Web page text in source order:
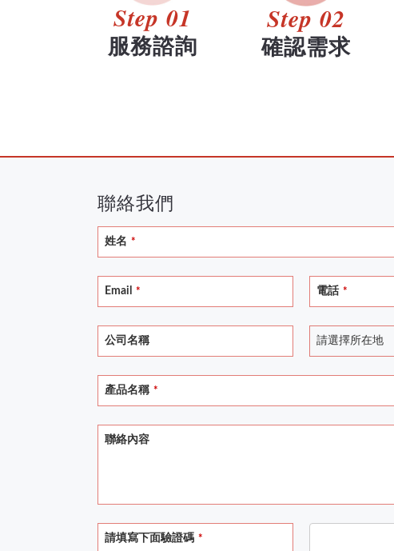
Step 01
服務諮詢
Step 02
確認需求
聯絡我們
姓名 *
Email * 電話 *
公司名稱 請選擇所在地
產品名稱 *
聯絡內容
Your
Website
請填寫下面驗證碼 *